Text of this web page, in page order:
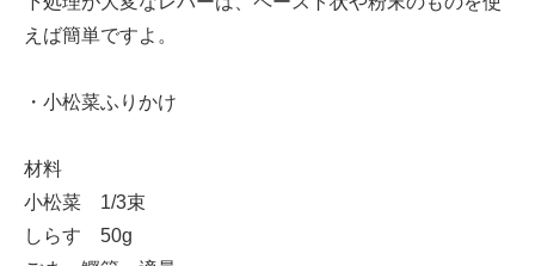
えば簡単ですよ。
・小松菜ふりかけ
材料
小松菜 1/3束
しらす 50g